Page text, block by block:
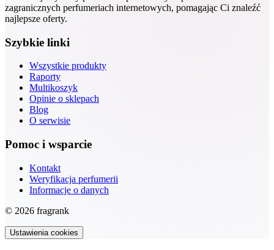
zagranicznych perfumeriach internetowych, pomagając Ci znaleźć
najlepsze oferty.
Szybkie linki
Wszystkie produkty
Raporty
Multikoszyk
Opinie o sklepach
Blog
O serwisie
Pomoc i wsparcie
Kontakt
Weryfikacja perfumerii
Informacje o danych
© 2026 fragrank
Ustawienia cookies